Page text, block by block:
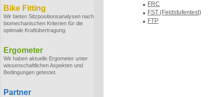
Bike Fitting
Wir bieten Sitzpositionsanalysen nach
biomechanischen Kriterien für die
optimale Kraftübertragung.
Ergometer
Wir haben aktuelle Ergometer unter
wissenschaftlichen Aspekten und
Bedingungen getestet.
Partner
FRC
FST (Feldstufentest)
FTP